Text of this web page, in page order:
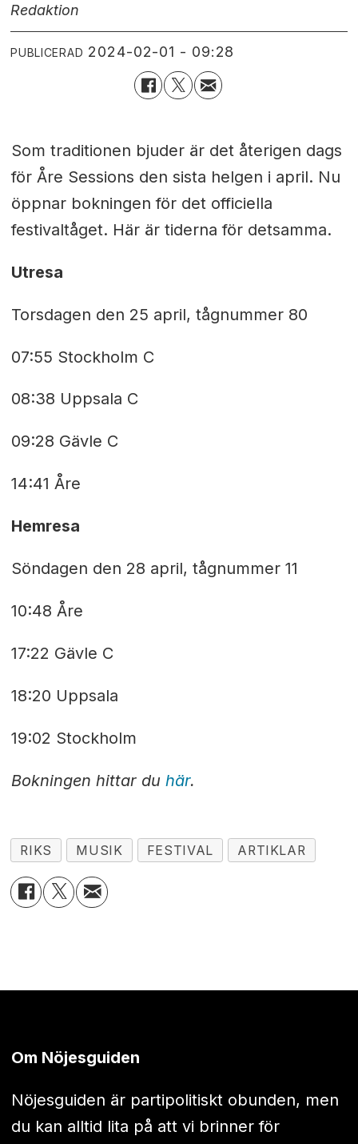
Redaktion
PUBLICERAD 2024-02-01 - 09:28
Som traditionen bjuder är det återigen dags
för Åre Sessions den sista helgen i april. Nu
öppnar bokningen för det officiella
festivaltåget. Här är tiderna för detsamma.
Utresa
Torsdagen den 25 april, tågnummer 80
07:55 Stockholm C
08:38 Uppsala C
09:28 Gävle C
14:41 Åre
Hemresa
Söndagen den 28 april, tågnummer 11
10:48 Åre
17:22 Gävle C
18:20 Uppsala
19:02 Stockholm
Bokningen hittar du här.
RIKS MUSIK FESTIVAL ARTIKLAR
Om Nöjesguiden
Nöjesguiden är partipolitiskt obunden, men
du kan alltid lita på att vi brinner för